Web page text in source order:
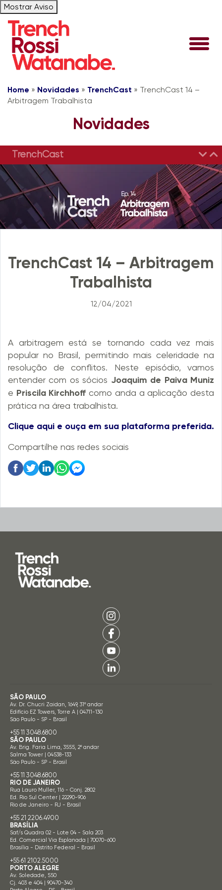
Mostrar Aviso
Home » Novidades » TrenchCast » TrenchCast 14 –
Arbitragem Trabalhista
Novidades
TrenchCast
TrenchCast 14 – Arbitragem
Trabalhista
12/04/2021
A arbitragem está se tornando cada vez mais
popular no Brasil, permitindo mais celeridade na
resolução de conflitos. Neste episódio, vamos
entender com os sócios Joaquim de Paiva Muniz
e Priscila Kirchhoff como anda a aplicação desta
prática na área trabalhista.
Clique aqui e ouça em sua plataforma preferida.
Compartilhe nas redes sociais
SÃO PAULO
Av. Dr. Chucri Zaidan, 1649, 31º andar
Edifício EZ Towers, Torre A | 04711-130
São Paulo - SP - Brasil
+55 11 3048.6800
SÃO PAULO
Av. Brig. Faria Lima, 3555, 2º andar
Salma Tower | 04538-133
São Paulo - SP - Brasil
+55 11 3048.6800
RIO DE JANEIRO
Rua Lauro Muller, 116 - Conj. 2802
Ed. Rio Sul Center | 22290-906
Rio de Janeiro - RJ - Brasil
+55 21 2206.4900
BRASÍLIA
Saf/s Quadra 02 - Lote 04 - Sala 203
Ed. Comercial Via Esplanada | 70070-600
Brasília - Distrito Federal - Brasil
+55 61 2102.5000
PORTO ALEGRE
Av. Soledade, 550
Cj. 403 e 404 | 90470-340